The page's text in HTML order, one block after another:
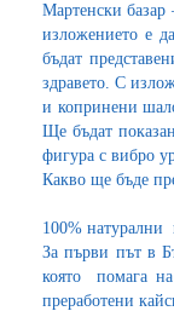
Мартенски
изложението е
бъдат
здравето. С
и копринени
Ще бъдат
фигура с вибро
Какво ще бъде
100% натурални
За първи път в
която помага
преработени